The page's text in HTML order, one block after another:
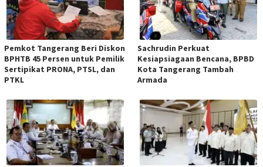
Pemkot Tangerang Beri Diskon
BPHTB 45 Persen untuk Pemilik
Sertipikat PRONA, PTSL, dan
PTKL
Sachrudin Perkuat
Kesiapsiagaan Bencana, BPBD
Kota Tangerang Tambah
Armada